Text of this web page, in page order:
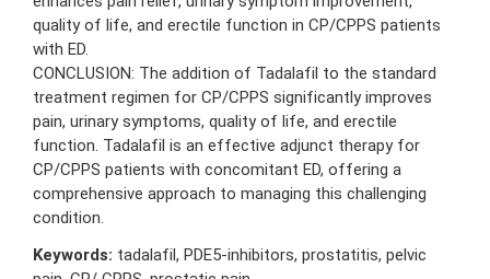
quality of life, and erectile function in CP/CPPS patients
with ED.
CONCLUSION: The addition of Tadalafil to the standard
treatment regimen for CP/CPPS significantly improves
pain, urinary symptoms, quality of life, and erectile
function. Tadalafil is an effective adjunct therapy for
CP/CPPS patients with concomitant ED, offering a
comprehensive approach to managing this challenging
condition.
Keywords: tadalafil, PDE5-inhibitors, prostatitis, pelvic